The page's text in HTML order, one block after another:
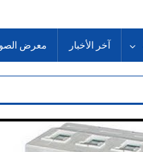
آخر الأخبار معرض